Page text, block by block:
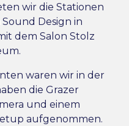
wir die Stationen
Design in
dem Salon Stolz
waren wir in der
die Grazer
und einem
aufgenommen.